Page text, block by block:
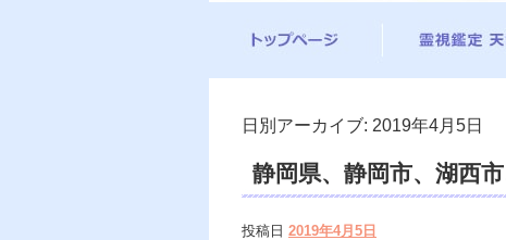
日別アーカイブ: 2019年4月5日
静岡県、静岡市、湖西
投稿日 2019年4月5日